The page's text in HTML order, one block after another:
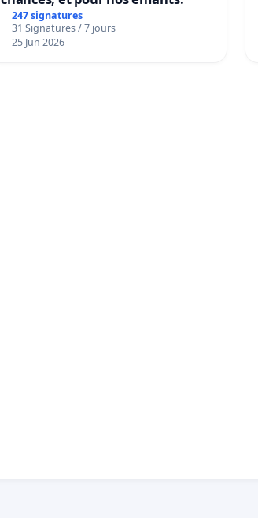
247 signatures
31 Signatures / 7 jours
25 Jun 2026